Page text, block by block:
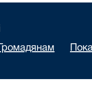
Громадянам